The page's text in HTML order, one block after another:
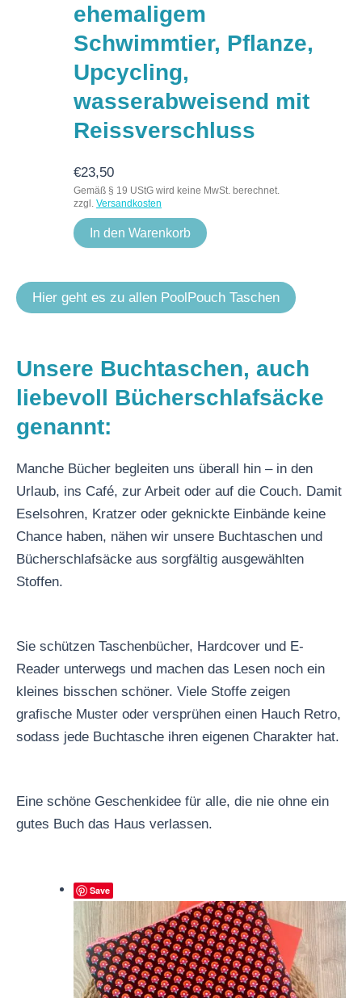
ehemaligem
Schwimmtier, Pflanze,
Upcycling,
wasserabweisend mit
Reissverschluss
€23,50
Gemäß § 19 UStG wird keine MwSt. berechnet.
zzgl. Versandkosten
In den Warenkorb
Hier geht es zu allen PoolPouch Taschen
Unsere Buchtaschen, auch
liebevoll Bücherschlafsäcke
genannt:
Manche Bücher begleiten uns überall hin – in den
Urlaub, ins Café, zur Arbeit oder auf die Couch. Damit
Eselsohren, Kratzer oder geknickte Einbände keine
Chance haben, nähen wir unsere Buchtaschen und
Bücherschlafsäcke aus sorgfältig ausgewählten
Stoffen.
Sie schützen Taschenbücher, Hardcover und E-
Reader unterwegs und machen das Lesen noch ein
kleines bisschen schöner. Viele Stoffe zeigen
grafische Muster oder versprühen einen Hauch Retro,
sodass jede Buchtasche ihren eigenen Charakter hat.
Eine schöne Geschenkidee für alle, die nie ohne ein
gutes Buch das Haus verlassen.
Save